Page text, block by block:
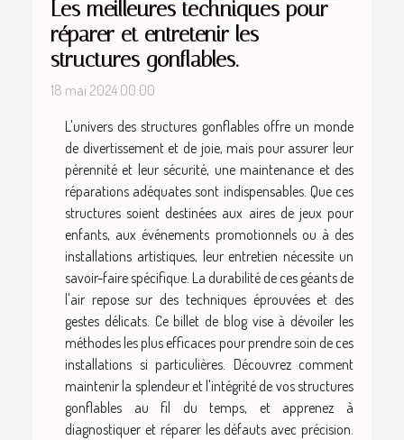
Les meilleures techniques pour
réparer et entretenir les
structures gonflables.
18 mai 2024 00:00
L'univers des structures gonflables offre un monde
de divertissement et de joie, mais pour assurer leur
pérennité et leur sécurité, une maintenance et des
réparations adéquates sont indispensables. Que ces
structures soient destinées aux aires de jeux pour
enfants, aux événements promotionnels ou à des
installations artistiques, leur entretien nécessite un
savoir-faire spécifique. La durabilité de ces géants de
l'air repose sur des techniques éprouvées et des
gestes délicats. Ce billet de blog vise à dévoiler les
méthodes les plus efficaces pour prendre soin de ces
installations si particulières. Découvrez comment
maintenir la splendeur et l'intégrité de vos structures
gonflables au fil du temps, et apprenez à
diagnostiquer et réparer les défauts avec précision.